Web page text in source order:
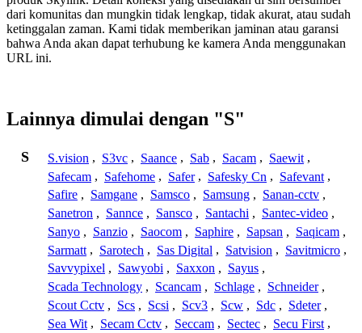
dari komunitas dan mungkin tidak lengkap, tidak akurat, atau sudah
ketinggalan zaman. Kami tidak memberikan jaminan atau garansi
bahwa Anda akan dapat terhubung ke kamera Anda menggunakan
URL ini.
Lainnya dimulai dengan "S"
S S.vision , S3vc , Saance , Sab , Sacam , Saewit ,
Safecam , Safehome , Safer , Safesky Cn , Safevant ,
Safire , Samgane , Samsco , Samsung , Sanan-cctv ,
Sanetron , Sannce , Sansco , Santachi , Santec-video ,
Sanyo , Sanzio , Saocom , Saphire , Sapsan , Saqicam ,
Sarmatt , Sarotech , Sas Digital , Satvision , Savitmicro ,
Savvypixel , Sawyobi , Saxxon , Sayus ,
Scada Technology , Scancam , Schlage , Schneider ,
Scout Cctv , Scs , Scsi , Scv3 , Scw , Sdc , Sdeter ,
Sea Wit , Secam Cctv , Seccam , Sectec , Secu First ,